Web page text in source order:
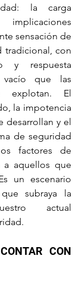
la carga
sensación de
tradicional, con
y respuesta
que las
explotan. El
la impotencia
desarrollan y el
de seguridad
factores de
a aquellos que
un escenario
subraya la
actual
CON